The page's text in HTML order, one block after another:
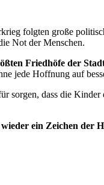
folgten große
Not der Menschen.
Friedhöfe der
jede Hoffnung auf
sorgen, dass die
ein Zeichen